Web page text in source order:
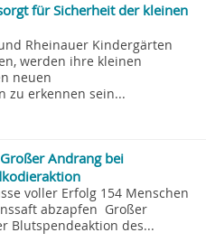
für Sicherheit der kleinen
Rheinauer Kindergärten
werden ihre kleinen
neuen
zu erkennen sein...
Andrang bei
voller Erfolg 154 Menschen
abzapfen Großer
Blutspendeaktion des...